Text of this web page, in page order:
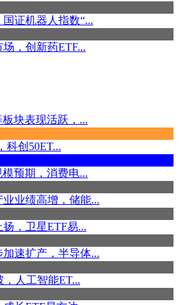
证机器人指数“...
，创新药ETF...
块表现活跃，...
科创50ET...
预期，消费电...
业绩高增，储能...
，卫星ETF易...
速扩产，半导体...
人工智能ET...